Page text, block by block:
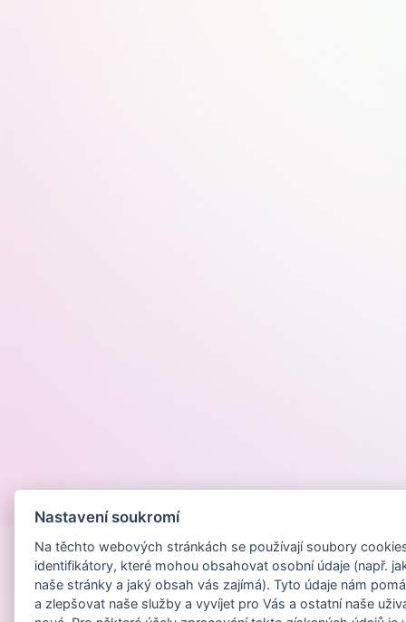
Nastavení soukromí
Na těchto webových stránkách se používají soubory
identifikátory, které mohou obsahovat osobní údaje (např.
naše stránky a jaký obsah vás zajímá). Tyto údaje nám
a zlepšovat naše služby a vyvíjet pro Vás a ostatní naše